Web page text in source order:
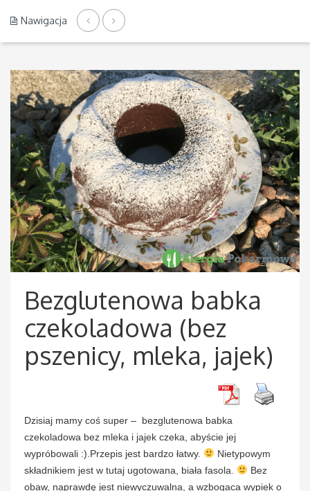
Nawigacja
Bezglutenowa babka
czekoladowa (bez
pszenicy, mleka, jajek)
Dzisiaj mamy coś super – bezglutenowa babka
czekoladowa bez mleka i jajek czeka, abyście jej
wypróbowali :).Przepis jest bardzo łatwy.
Nietypowym
składnikiem jest w tutaj ugotowana, biała fasola.
Bez
obaw, naprawdę jest niewyczuwalna, a wzbogaca wypiek o